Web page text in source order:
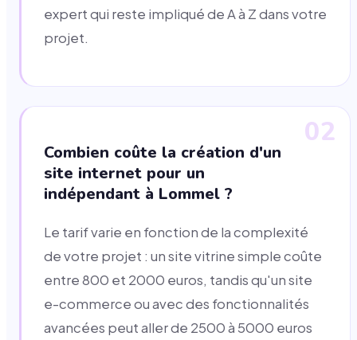
expert qui reste impliqué de A à Z dans votre
projet.
02
Combien coûte la création d'un
site internet pour un
indépendant à Lommel ?
Le tarif varie en fonction de la complexité
de votre projet : un site vitrine simple coûte
entre 800 et 2000 euros, tandis qu'un site
e-commerce ou avec des fonctionnalités
avancées peut aller de 2500 à 5000 euros